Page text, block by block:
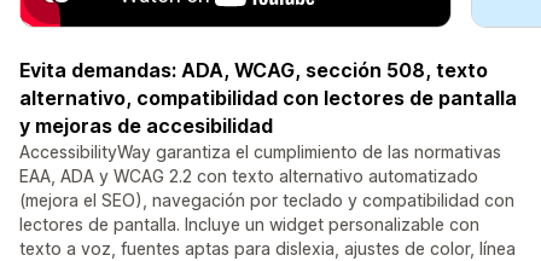
Evita demandas: ADA, WCAG, sección 508, texto
alternativo, compatibilidad con lectores de pantalla
y mejoras de accesibilidad
AccessibilityWay garantiza el cumplimiento de las normativas
EAA, ADA y WCAG 2.2 con texto alternativo automatizado
(mejora el SEO), navegación por teclado y compatibilidad con
lectores de pantalla. Incluye un widget personalizable con
texto a voz, fuentes aptas para dislexia, ajustes de color, línea